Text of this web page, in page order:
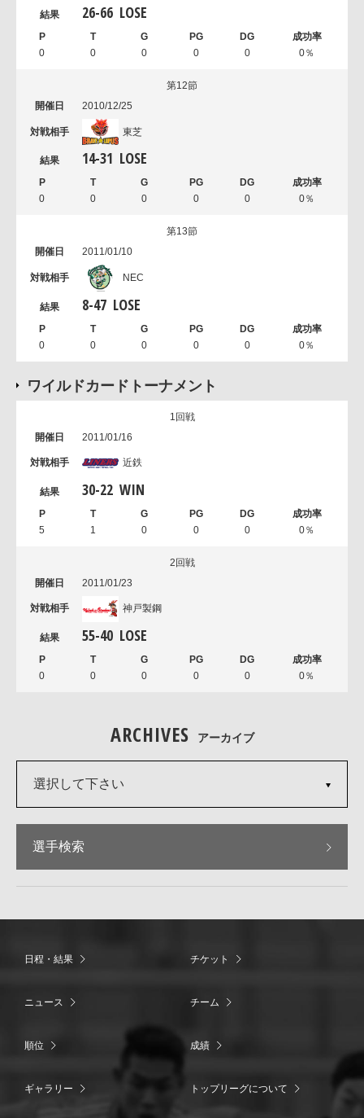
26-66 LOSE
0 0 0 0 0 0％
第12節
2010/12/25
東芝
14-31 LOSE
0 0 0 0 0 0％
第13節
2011/01/10
NEC
8-47 LOSE
0 0 0 0 0 0％
ワイルドカードトーナメント
1回戦
2011/01/16
近鉄
30-22 WIN
5 1 0 0 0 0％
2回戦
2011/01/23
神戸製鋼
55-40 LOSE
0 0 0 0 0 0％
ARCHIVES アーカイブ
選択して下さい
選手検索
日程・結果 チケット
ニュース チーム
順位 成績
ギャラリー トップリーグについて